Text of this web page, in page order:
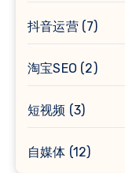
抖音运营(7)
淘宝SEO (2)
短视频 (3)
自媒体 (12)